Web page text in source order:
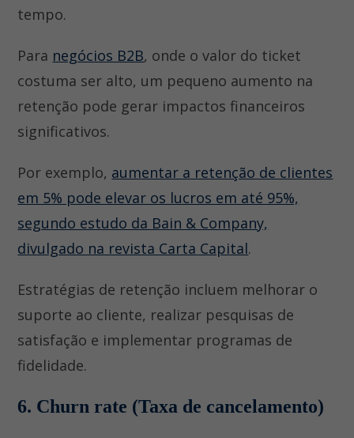
tempo.
Para negócios B2B, onde o valor do ticket
costuma ser alto, um pequeno aumento na
retenção pode gerar impactos financeiros
significativos.
Por exemplo, aumentar a retenção de clientes
em 5% pode elevar os lucros em até 95%,
segundo estudo da Bain & Company,
divulgado na revista Carta Capital.
Estratégias de retenção incluem melhorar o
suporte ao cliente, realizar pesquisas de
satisfação e implementar programas de
fidelidade.
6. Churn rate (Taxa de cancelamento)